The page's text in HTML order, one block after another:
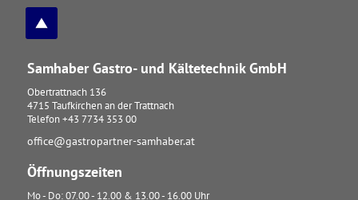
Samhaber Gastro- und Kältetechnik GmbH
Obertrattnach 136
4715 Taufkirchen an der Trattnach
Telefon +43 7734 353 00
office@gastropartner-samhaber.at
Öffnungszeiten
Mo - Do: 07.00 - 12.00 & 13.00 - 16.00 Uhr